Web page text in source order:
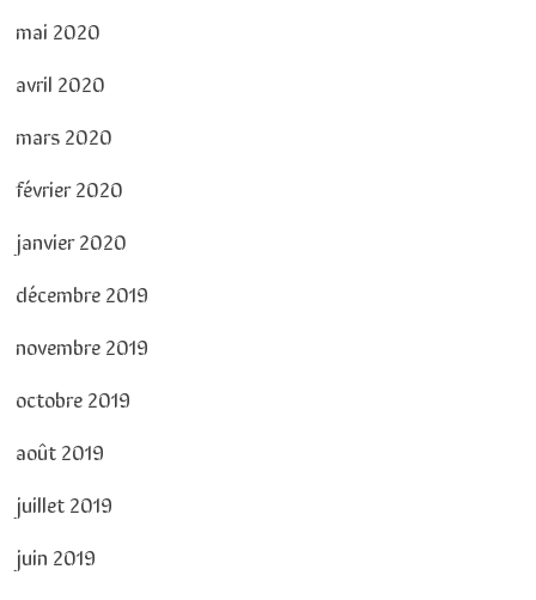
mai 2020
avril 2020
mars 2020
février 2020
janvier 2020
décembre 2019
novembre 2019
octobre 2019
août 2019
juillet 2019
juin 2019